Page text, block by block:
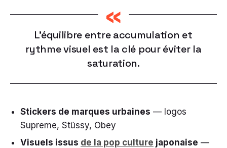
«
L’équilibre entre accumulation et
rythme visuel est la clé pour éviter la
saturation.
Stickers de marques urbaines — logos
Supreme, Stüssy, Obey
Visuels issus de la pop culture japonaise —